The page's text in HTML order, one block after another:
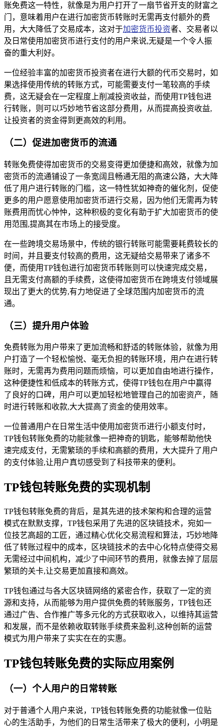
账免费这一特性，就像是为用户打开了一扇节省开支的财富之
门，意味着用户在进行加密货币转账时无需再支付额外的费
用，大大降低了交易成本，这对于加密货币投资者、交易者以
及日常使用加密货币进行支付的用户来说,无疑是一个令人振
奋的重大利好。
一位经验丰富的加密货币投资者在进行大额的代币交易时，如
果选择使用传统的转账方式，可能需要支付一笔较高的手续
费，这无疑会在一定程度上削减投资收益，而使用TP钱包进
行转账，则可以巧妙地节省这部分费用，从而提高投资收益,
让投资者的资金得到更高效的利用。
（二）促进加密货币的流通
转账免费使得加密货币的交易变得更加便捷和高效，就像为加
密货币的流通铺设了一条宽阔且畅通无阻的高速公路，大大降
低了用户进行转账的门槛，这一特性犹如神奇的催化剂，促使
更多的用户愿意使用加密货币进行交易，因为他们无需再为转
账费用而忧心忡忡，这种积极的变化有助于扩大加密货币的使
用范围,提高其在市场上的接受度。
在一些跨境交易场景中，传统的银行转账可能需要耗费较长的
时间，并且要支付较高的费用，这无疑给交易带来了诸多不
便，而使用TP钱包进行加密货币转账则可以快速完成交易，
且无需支付高额的手续费，这使得加密货币在跨境支付领域展
现出了更大的优势,有力地促进了全球范围内加密货币的流
通。
（三）提升用户体验
免费转账为用户带来了更加流畅和舒适的转账体验，就像为用
户打造了一个轻松愉悦、毫无负担的转账环境，用户在进行转
账时，无需再为费用问题而烦恼，可以更加自由地进行操作，
这种便捷性和低成本的转账方式，使得TP钱包在用户中赢得
了良好的口碑，用户可以更加轻松地管理自己的加密资产，随
时进行转账和收款,大大提高了资金的使用效率。
一位普通用户在日常生活中使用加密货币进行小额支付时，
TP钱包转账免费的功能就像一把神奇的钥匙，能够帮助他快
速完成支付，无需繁琐的手续和高额的费用，大大提升了用户
的支付体验,让用户真切感受到了科技带来的便利。
TP钱包转账免费的实现机制
TP钱包转账免费的背后，是其先进的技术架构和合理的运营
模式在默默支撑，TP钱包采用了先进的区块链技术，宛如一
位技艺高超的工匠，通过精心优化交易流程和算法，巧妙地降
低了转账过程中的成本，区块链技术的去中心化特点使得交易
无需经过中间机构，减少了中间环节的费用，就像去掉了层层
繁琐的关卡,让交易更加直接和高效。
TP钱包通过与各大区块链网络的紧密合作，获取了一定的资
源和支持，从而能够为用户提供免费的转账服务，TP钱包还
通过广告、合作推广等多元化的方式获取收入，以维持其运营
和发展，而不是依赖收取转账手续费来盈利,这种创新的运营
模式为用户带来了实实在在的实惠。
TP钱包转账免费的实际应用案例
（一）个人用户的日常转账
对于普通个人用户来说，TP钱包转账免费的功能就像一位贴
心的生活助手，为他们的日常生活带来了极大的便利，小明是